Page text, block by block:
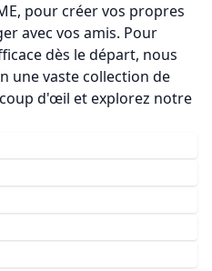
pour créer vos propres
avec vos amis. Pour
dès le départ, nous
une vaste collection de
d'œil et explorez notre